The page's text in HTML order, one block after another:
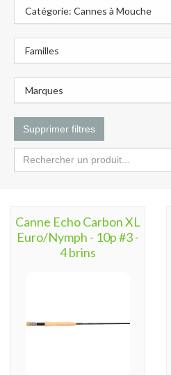
Catégorie: Cannes à Mouche
Familles
Marques
Supprimer filtres
Canne Echo Carbon XL
Euro/Nymph - 10p #3 -
4 brins